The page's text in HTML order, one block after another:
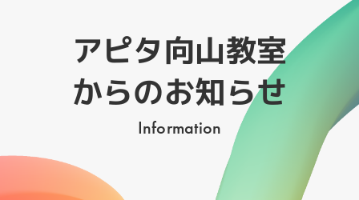
アピタ向山教室
からのお知らせ
Information